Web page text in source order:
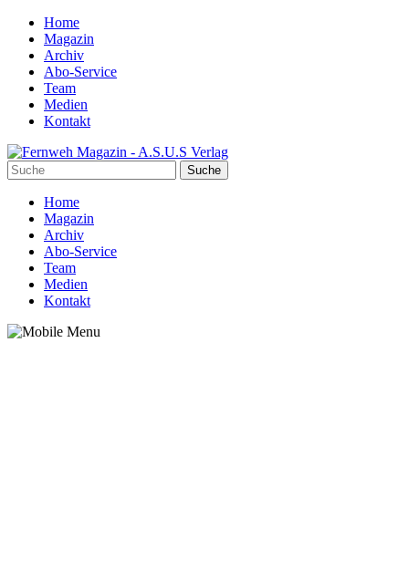
Home
Magazin
Archiv
Abo-Service
Team
Medien
Kontakt
Home
Magazin
Archiv
Abo-Service
Team
Medien
Kontakt